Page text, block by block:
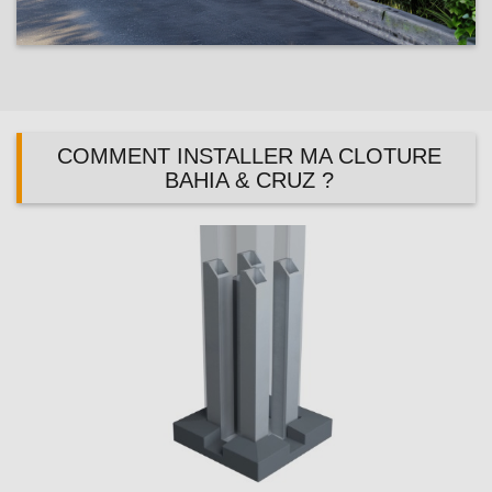
COMMENT INSTALLER MA CLOTURE
BAHIA & CRUZ ?